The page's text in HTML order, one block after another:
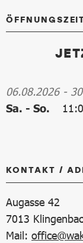
06.08.2026-
Sa. - So.
KONTAKT /
Augasse 42
7013
Mail: